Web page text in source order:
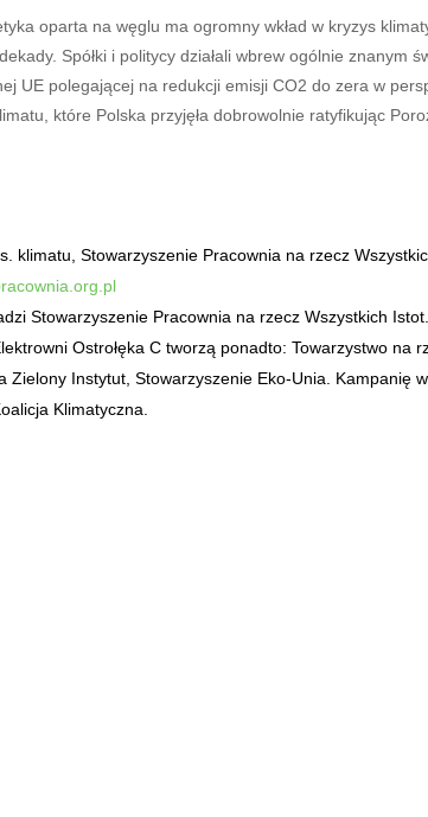
oparta na węglu ma ogromny wkład w kryzys
Spółki i politycy działali wbrew ogólnie znanym
UE polegającej na redukcji emisji CO2 do zera w
które Polska przyjęła dobrowolnie ratyfikując
klimatu, Stowarzyszenie Pracownia na rzecz
Stowarzyszenie Pracownia na rzecz Wszystkich Istot.
Ostrołęka C tworzą ponadto: Towarzystwo na
Zielony Instytut, Stowarzyszenie Eko-Unia. Kampanię
Klimatyczna.